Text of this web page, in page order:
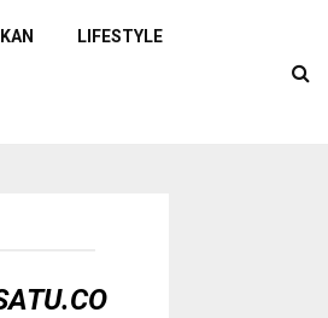
LIFESTYLE